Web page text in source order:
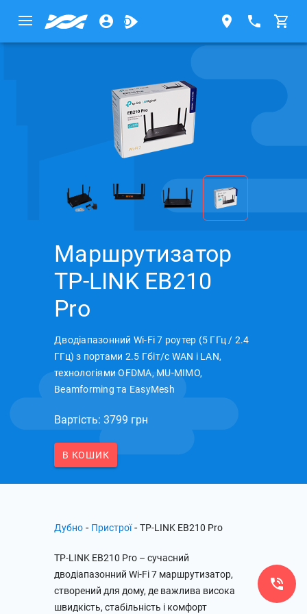
Маршрутизатор
TP-LINK EB210
Pro
Дводіапазонний Wi-Fi 7 роутер (5 ГГц / 2.4
ГГц) з портами 2.5 Гбіт/с WAN і LAN,
технологіями OFDMA, MU-MIMO,
Beamforming та EasyMesh
В КОШИК
Вартість: 3799 грн
Дубно - Пристрої - TP-LINK EB210 Pro
TP-LINK EB210 Pro – сучасний
дводіапазонний Wi-Fi 7 маршрутизатор,
створений для дому, де важлива висока
швидкість, стабільність і комфорт